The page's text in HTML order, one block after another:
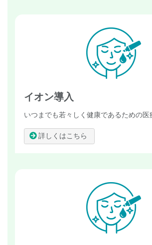
イオン導入
いつまでも若々しく健康であるための医
詳しくはこちら